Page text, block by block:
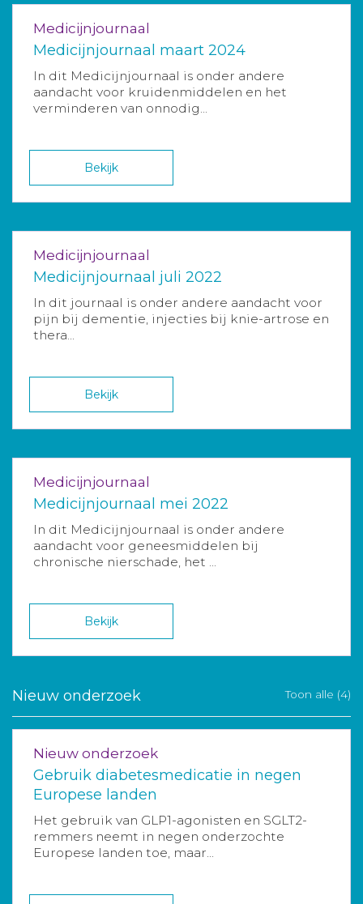
Medicijnjournaal
Medicijnjournaal maart 2024
In dit Medicijnjournaal is onder andere
aandacht voor kruidenmiddelen en het
verminderen van onnodig...
Bekijk
Medicijnjournaal
Medicijnjournaal juli 2022
In dit journaal is onder andere aandacht voor
pijn bij dementie, injecties bij knie-artrose en
thera...
Bekijk
Medicijnjournaal
Medicijnjournaal mei 2022
In dit Medicijnjournaal is onder andere
aandacht voor geneesmiddelen bij
chronische nierschade, het ...
Bekijk
Nieuw onderzoek Toon alle (4)
Nieuw onderzoek
Gebruik diabetesmedicatie in negen
Europese landen
Het gebruik van GLP1-agonisten en SGLT2-
remmers neemt in negen onderzochte
Europese landen toe, maar...